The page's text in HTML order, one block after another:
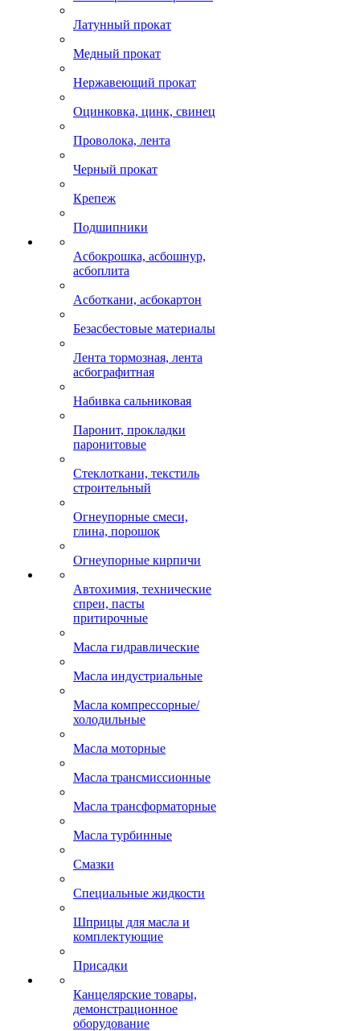
Латунный прокат
Медный прокат
Нержавеющий прокат
Оцинковка, цинк, свинец
Проволока, лента
Черный прокат
Крепеж
Подшипники
Асбокрошка, асбошнур,
асбоплита
Асботкани, асбокартон
Безасбестовые материалы
Лента тормозная, лента
асбографитная
Набивка сальниковая
Паронит, прокладки
паронитовые
Стеклоткани, текстиль
строительный
Огнеупорные смеси,
глина, порошок
Огнеупорные кирпичи
Автохимия, технические
спреи, пасты
притирочные
Масла гидравлические
Масла индустриальные
Масла компрессорные/
холодильные
Масла моторные
Масла трансмиссионные
Масла трансформаторные
Масла турбинные
Смазки
Специальные жидкости
Шприцы для масла и
комплектующие
Присадки
Канцелярские товары,
демонстрационное
оборудование